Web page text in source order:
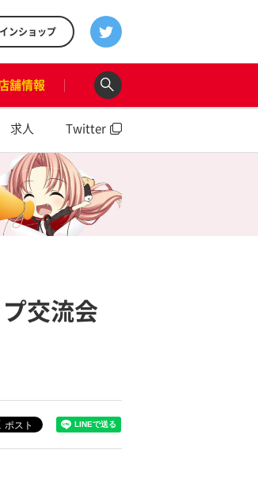
ンショップ
舗情報
求人 Twitter
交流会